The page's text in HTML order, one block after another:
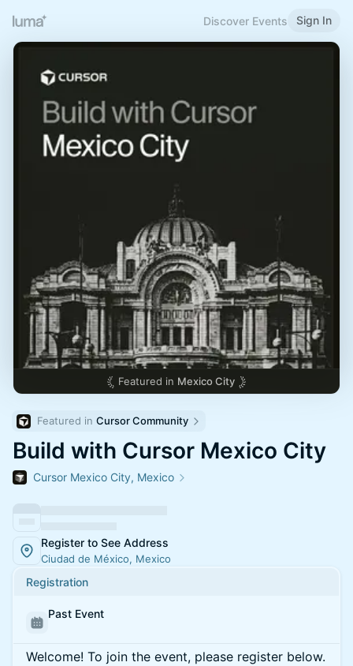
Discover Events Sign In
Featured in Mexico City
Featured in Cursor Community
Build with Cursor Mexico City
Cursor Mexico City, Mexico
Register to See Address
Ciudad de México, Mexico
Registration
Past Event
Welcome! To join the event, please register below.